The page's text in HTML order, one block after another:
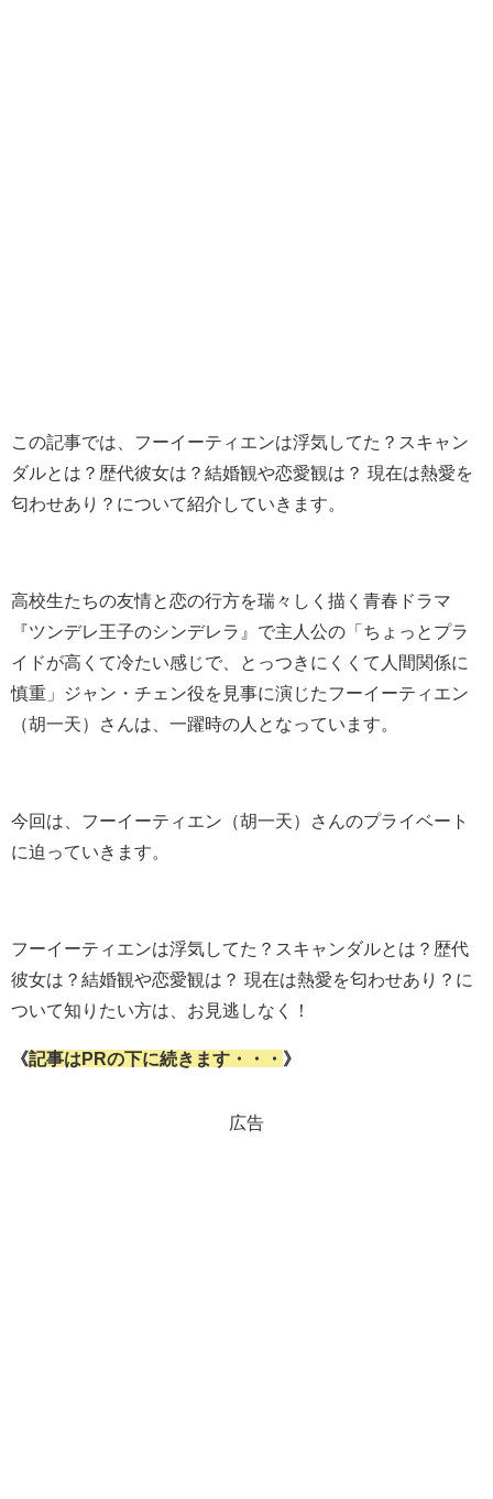
この記事では、フーイーティエンは浮気してた？スキャン
ダルとは？歴代彼女は？結婚観や恋愛観は？ 現在は熱愛を
匂わせあり？について紹介していきます。
高校生たちの友情と恋の行方を瑞々しく描く青春ドラマ
『ツンデレ王子のシンデレラ』で主人公の「ちょっとプラ
イドが高くて冷たい感じで、とっつきにくくて人間関係に
慎重」ジャン・チェン役を見事に演じたフーイーティエン
（胡一天）さんは、一躍時の人となっています。
今回は、フーイーティエン（胡一天）さんのプライベート
に迫っていきます。
フーイーティエンは浮気してた？スキャンダルとは？歴代
彼女は？結婚観や恋愛観は？ 現在は熱愛を匂わせあり？に
ついて知りたい方は、お見逃しなく！
《記事はPRの下に続きます・・・ 》
広告